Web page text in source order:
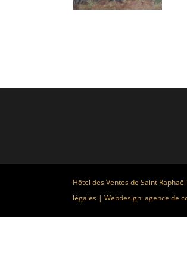
Hôtel des Ventes de Saint
légales | Webdesign:agence de